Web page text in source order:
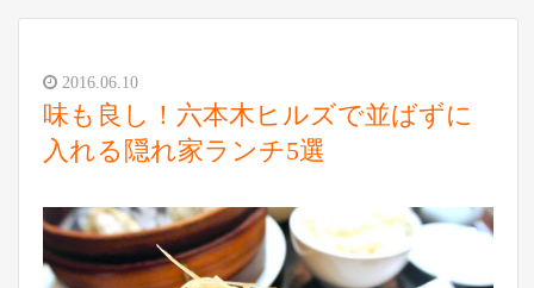
2016.06.10
味も良し！六本木ヒルズで並ばずに
入れる隠れ家ランチ5選